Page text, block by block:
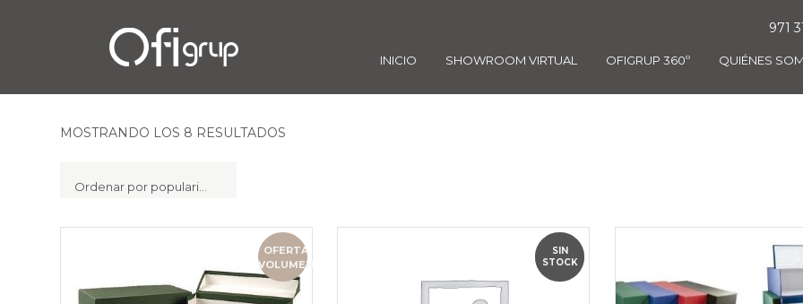
INICIO SHOWROOM VIRTUAL OFIGRUP 360º QUIÉNES
971
MOSTRANDO LOS 8 RESULTADOS
OFERTA
VOLUMEN
OFERTA
SIN
STOCK